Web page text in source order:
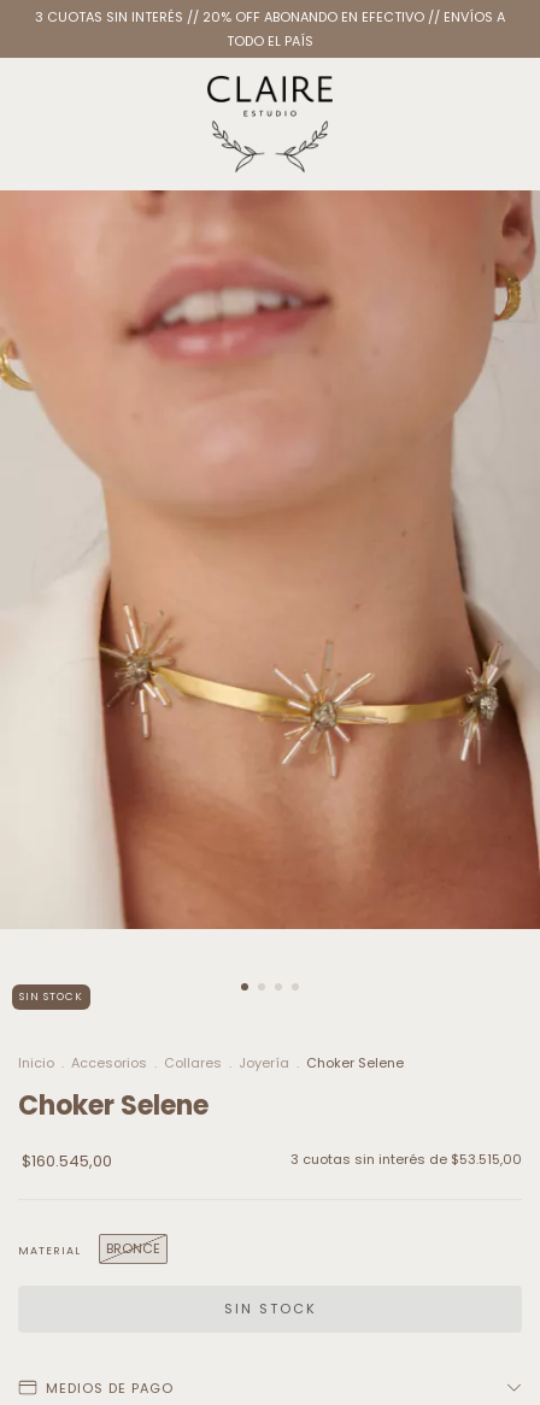
3 CUOTAS SIN INTERÉS // 20% OFF ABONANDO EN EFECTIVO // ENVÍOS A
TODO EL PAÍS
SIN STOCK
Inicio . Accesorios . Collares . Joyería . Choker Selene
Choker Selene
$160.545,00 3 cuotas sin interés de $53.515,00
MATERIAL BRONCE
MEDIOS DE PAGO